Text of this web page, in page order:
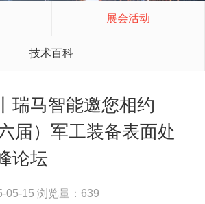
展会活动
技术百科
瑞马智能邀您相约
届）军工装备表面处
论坛
05-15 浏览量：639